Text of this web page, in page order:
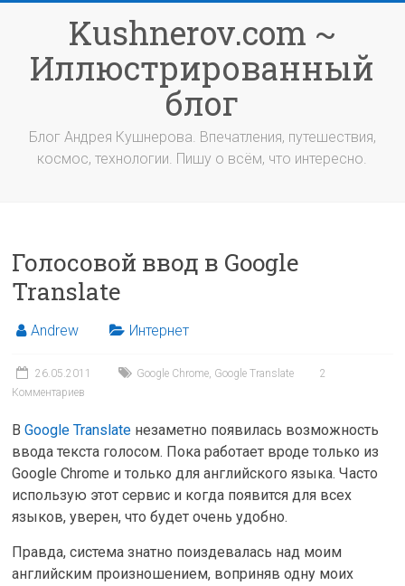
содержимомуKushnerov.com ~
Иллюстрированный
блог
Блог Андрея Кушнерова. Впечатления, путешествия,
космос, технологии. Пишу о всём, что интересно.
Голосовой ввод в Google
Translate
Andrew Интернет
26.05.2011 Google Chrome, Google Translate
2
Комментариев
ВGoogle Translate незаметно появилась возможность
ввода текста голосом. Пока работает вроде только из
Google Chrome и только для английского языка. Часто
использую этот сервис и когда появится для всех
языков, уверен, что будет очень удобно.
Правда, система знатно поиздевалась над моим
английским произношением, воприняв одну моих